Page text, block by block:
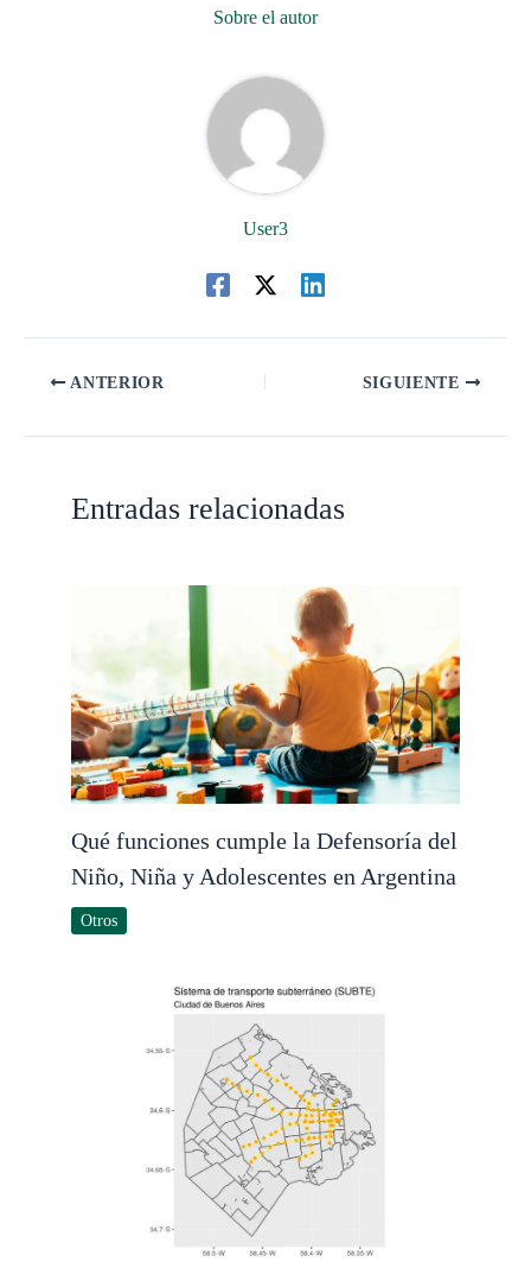
Sobre el autor
User3
ANTERIOR SIGUIENTE
Entradas relacionadas
Qué funciones cumple la Defensoría del
Niño, Niña y Adolescentes en Argentina
Otros